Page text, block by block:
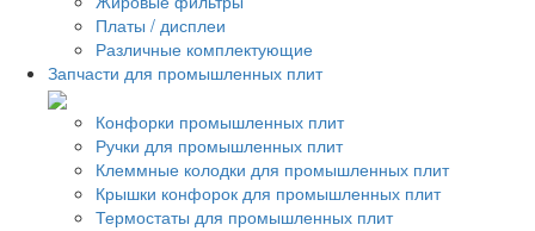
Платы / дисплеи
Различные комплектующие
Запчасти для промышленных плит
Конфорки промышленных плит
Ручки для промышленных плит
Клеммные колодки для промышленных плит
Крышки конфорок для промышленных плит
Термостаты для промышленных плит